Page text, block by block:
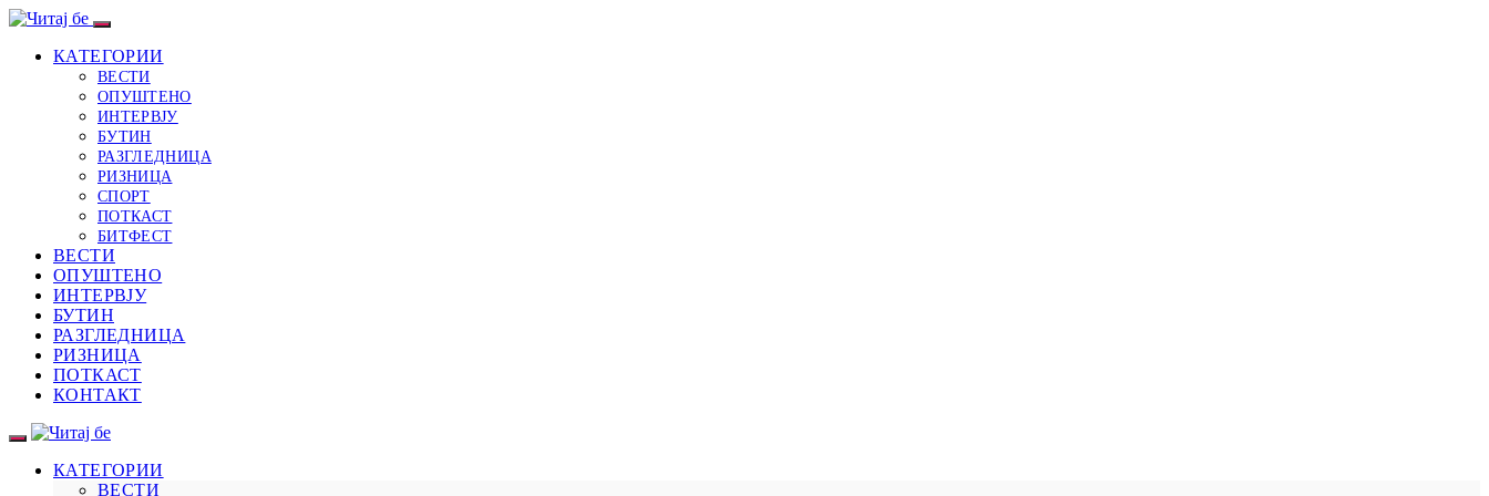
КАТЕГОРИИ
ВЕСТИ
ОПУШТЕНО
ИНТЕРВЈУ
БУТИН
РАЗГЛЕДНИЦА
РИЗНИЦА
СПОРТ
ПОТКАСТ
БИТФЕСТ
ВЕСТИ
ОПУШТЕНО
ИНТЕРВЈУ
БУТИН
РАЗГЛЕДНИЦА
РИЗНИЦА
ПОТКАСТ
КОНТАКТ
КАТЕГОРИИ
ВЕСТИ